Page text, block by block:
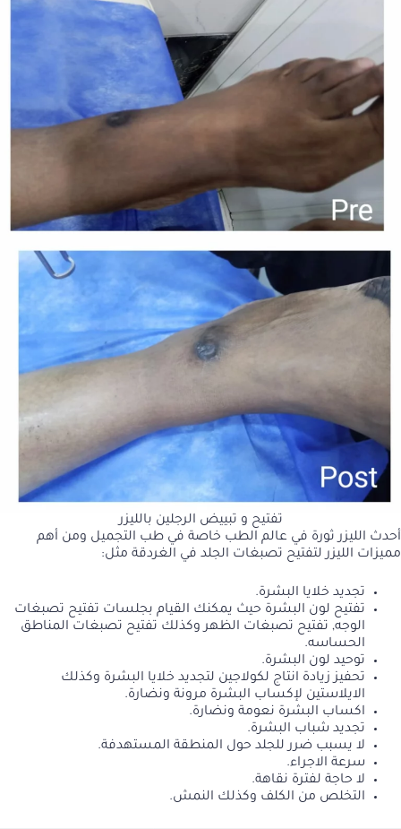
تفتيح و تبييض الرجلين بالليزر
أحدث الليزر ثورة في عالم الطب خاصة في طب التجميل ومن أهم
مميزات الليزر لتفتيح تصبغات الجلد في الغردقة مثل:
تجديد خلايا البشرة.
تفتيح لون البشرة حيث يمكنك القيام بجلسات تفتيح تصبغات
الوجه, تفتيح تصبغات الظهر وكذلك تفتيح تصبغات المناطق
الحساسه.
توحيد لون البشرة.
تحفيز زيادة انتاج لكولاجين لتجديد خلايا البشرة وكذلك
الايلاستين لإكساب البشرة مرونة ونضارة.
اكساب البشرة نعومة ونضارة.
تجديد شباب البشرة.
لا يسبب ضرر للجلد حول المنطقة المستهدفة.
سرعة الاجراء.
لا حاجة لفترة نقاهة.
التخلص من الكلف وكذلك النمش.